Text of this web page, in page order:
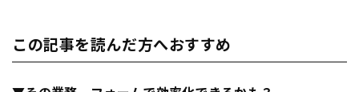
この記事を読んだ方へおすすめ